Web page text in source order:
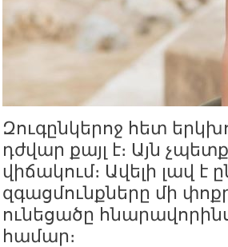
Զուգընկերոջ հետ
դժվար քայլ է։ Այն
վիճակում։ Ավելի լավ է
զգացմունքները մի
ունեցածը
համար։